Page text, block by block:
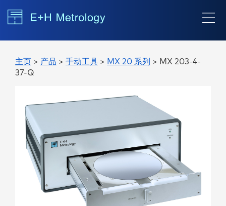
主页 > 产品 > 手动工具 > MX 20 系列 > MX 203-4-
37-Q